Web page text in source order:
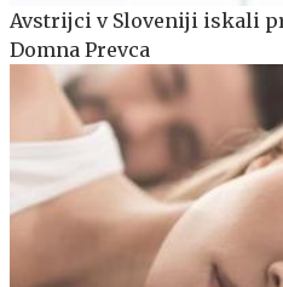
Avstrijci v Sloveniji iskali
Domna Prevca